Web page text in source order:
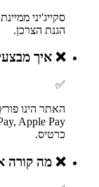
סקייג'יני
הגנת הצרכן.
❌ איך
✅
האתר הינו
כרטיס.
❌ מה קורה